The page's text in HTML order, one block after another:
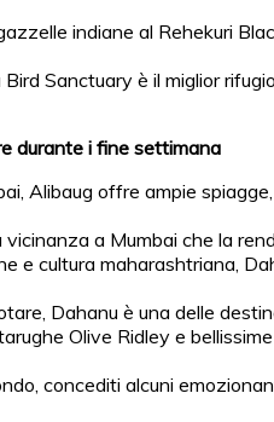
indiane al Rehekuri
Sanctuary è il miglior
durante i fine settimana
Alibaug offre ampie
a Mumbai che la
e cultura maharashtriana,
Dahanu è una delle
Olive Ridley e
concediti alcuni